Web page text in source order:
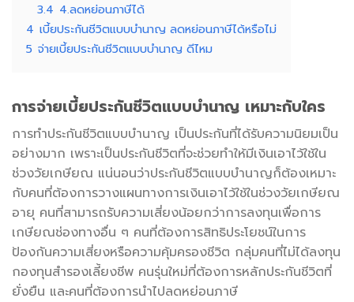
3.4 4.ลดหย่อนภาษีได้
4 เบี้ยประกันชีวิตแบบบำนาญ ลดหย่อนภาษีได้หรือไม่
5 จ่ายเบี้ยประกันชีวิตแบบบำนาญ ดีไหม
การจ่ายเบี้ยประกันชีวิตแบบบำนาญ เหมาะกับใคร
การทำประกันชีวิตแบบบำนาญ เป็นประกันที่ได้รับความนิยมเป็น
อย่างมาก เพราะเป็นประกันชีวิตที่จะช่วยทำให้มีเงินเอาไว้ใช้ใน
ช่วงวัยเกษียณ แน่นอนว่าประกันชีวิตแบบบำนาญก็ต้องเหมาะ
กับคนที่ต้องการวางแผนทางการเงินเอาไว้ใช้ในช่วงวัยเกษียณ
อายุ คนที่สามารถรับความเสี่ยงน้อยกว่าการลงทุนเพื่อการ
เกษียณช่องทางอื่น ๆ คนที่ต้องการสิทธิประโยชน์ในการ
ป้องกันความเสี่ยงหรือความคุ้มครองชีวิต กลุ่มคนที่ไม่ได้ลงทุน
กองทุนสำรองเลี้ยงชีพ คนรุ่นใหม่ที่ต้องการหลักประกันชีวิตที่
ยั่งยืน และคนที่ต้องการนำไปลดหย่อนภาษี